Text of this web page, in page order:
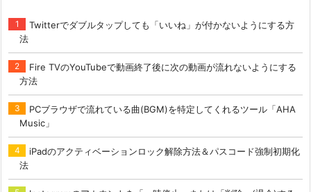
Twitterでダブルタップしても「いいね」が付かないようにする方
法
Fire TVのYouTubeで動画終了後に次の動画が流れないようにする
方法
PCブラウザで流れている曲(BGM)を特定してくれるツール「AHA
Music」
iPadのアクティベーションロック解除方法＆パスコード強制初期化
法